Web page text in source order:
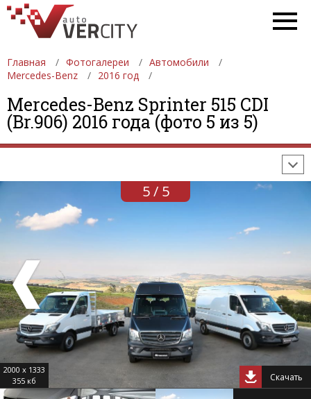
Главная Фотогалереи
Автомобили
Mercedes-Benz
2016 год
Mercedes-Benz Sprinter 515 CDI
(Br.906) 2016 года (фото 5 из 5)
ФОТОГАЛЕРЕИ АВТОМОБИЛИ
ДЕВУШКИ
АВТОСАЛОНЫ
ФОРМУЛА-1
5 / 5
2000 x 1333
355 кб
Скачать